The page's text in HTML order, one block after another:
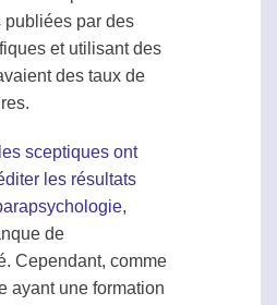
publiées par des
et utilisant des
des taux de
les sceptiques ont
les résultats
,
de
. Cependant, comme
ayant une formation